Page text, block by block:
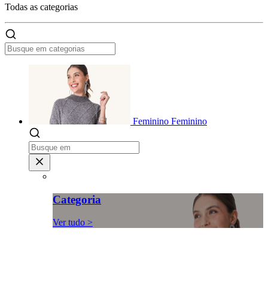
Todas as categorias
Feminino Feminino
Categoria
Ver tudo >